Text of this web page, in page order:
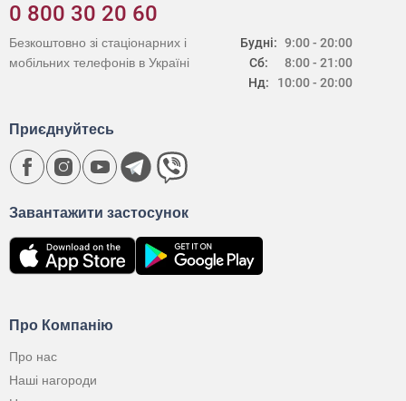
0 800 30 20 60
Будні:
Сб:
Нд:
9:00 - 20:00
8:00 - 21:00
10:00 - 20:00
Безкоштовно зі стаціонарних і
мобільних телефонів в Україні
Про Компанію
Про нас
Наші нагороди
Завантажити застосунок
Приєднуйтесь